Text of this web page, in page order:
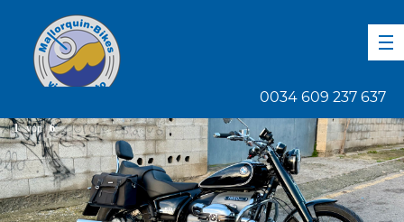
0034 609 237 637
1 von 6